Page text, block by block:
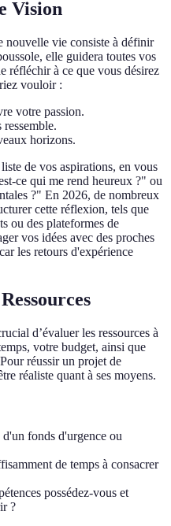
Vision
nouvelle vie consiste à définir
elle guidera toutes vos
réfléchir à ce que vous désirez
vouloir :
votre passion.
horizons.
de vos aspirations, en vous
ce qui me rend heureux ?" ou
?" En 2026, de nombreux
cette réflexion, tels que
ou des plateformes de
vos idées avec des proches
les retours d'expérience
d’évaluer les ressources à
votre budget, ainsi que
réussir un projet de
réaliste quant à ses moyens.
fonds d'urgence ou
de temps à consacrer
possédez-vous et
?